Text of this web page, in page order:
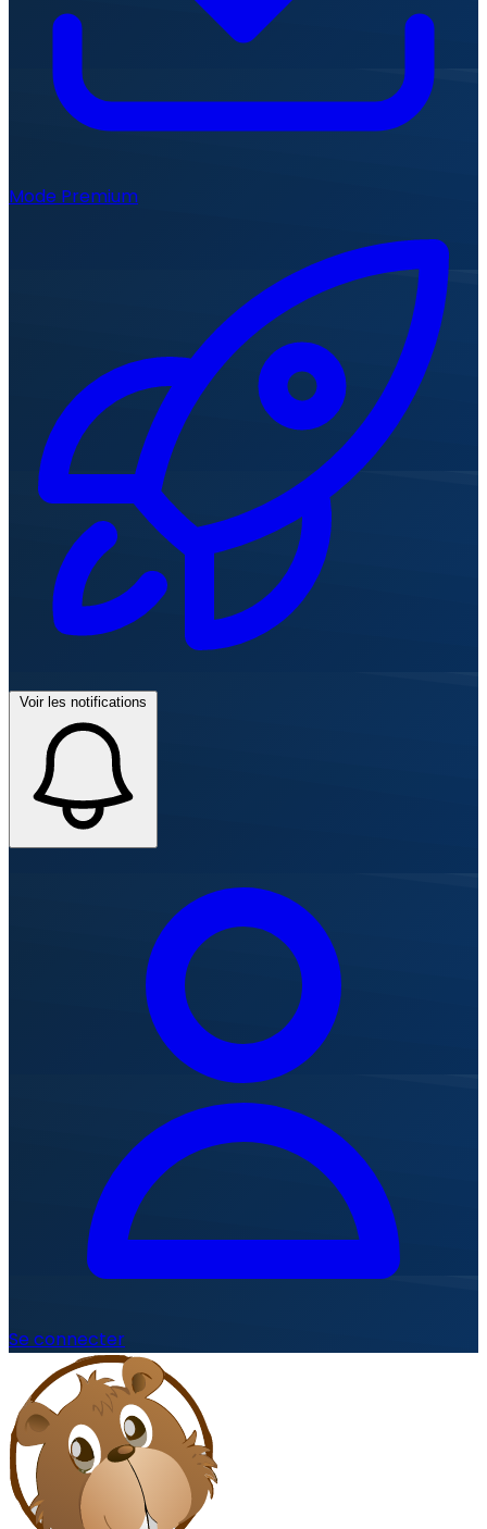
Mode Premium
Voir les notifications
Se connecter